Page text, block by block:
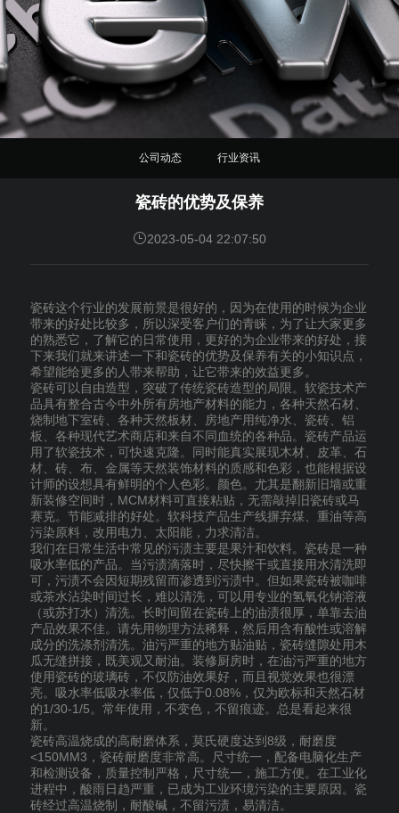
公司动态 行业资讯
瓷砖的优势及保养
2023-05-04 22:07:50
瓷砖这个行业的发展前景是很好的，因为在使用的时候为企业
带来的好处比较多，所以深受客户们的青睐，为了让大家更多
的熟悉它，了解它的日常使用，更好的为企业带来的好处，接
下来我们就来讲述一下和瓷砖的优势及保养有关的小知识点，
希望能给更多的人带来帮助，让它带来的效益更多。
瓷砖可以自由造型，突破了传统瓷砖造型的局限。软瓷技术产
品具有整合古今中外所有房地产材料的能力，各种天然石材、
烧制地下室砖、各种天然板材、房地产用纯净水、瓷砖、铝
板、各种现代艺术商店和来自不同血统的各种品。瓷砖产品运
用了软瓷技术，可快速克隆。同时能真实展现木材、皮革、石
材、砖、布、金属等天然装饰材料的质感和色彩，也能根据设
计师的设想具有鲜明的个人色彩。颜色。尤其是翻新旧墙或重
新装修空间时，MCM材料可直接粘贴，无需敲掉旧瓷砖或马
赛克。节能减排的好处。软科技产品生产线摒弃煤、重油等高
污染原料，改用电力、太阳能，力求清洁。
我们在日常生活中常见的污渍主要是果汁和饮料。瓷砖是一种
吸水率低的产品。当污渍滴落时，尽快擦干或直接用水清洗即
可，污渍不会因短期残留而渗透到污渍中。但如果瓷砖被咖啡
或茶水沾染时间过长，难以清洗，可以用专业的氢氧化钠溶液
（或苏打水）清洗。长时间留在瓷砖上的油渍很厚，单靠去油
产品效果不佳。请先用物理方法稀释，然后用含有酸性或溶解
成分的洗涤剂清洗。油污严重的地方贴油贴，瓷砖缝隙处用木
瓜无缝拼接，既美观又耐油。装修厨房时，在油污严重的地方
使用瓷砖的玻璃砖，不仅防油效果好，而且视觉效果也很漂
亮。吸水率低吸水率低，仅低于0.08%，仅为欧标和天然石材
的1/30-1/5。常年使用，不变色，不留痕迹。总是看起来很
新。
瓷砖高温烧成的高耐磨体系，莫氏硬度达到8级，耐磨度
<150MM3，瓷砖耐磨度非常高。尺寸统一，配备电脑化生产
和检测设备，质量控制严格，尺寸统一，施工方便。在工业化
进程中，酸雨日趋严重，已成为工业环境污染的主要原因。瓷
砖经过高温烧制，耐酸碱，不留污渍，易清洁。